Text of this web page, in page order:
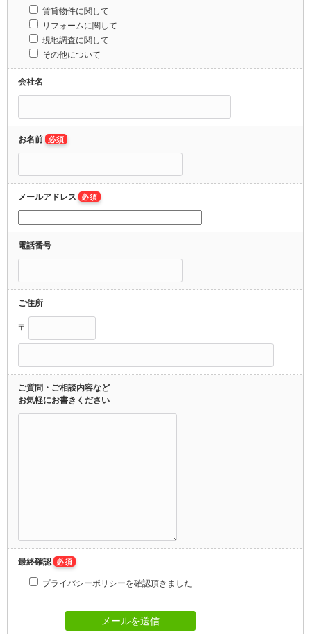
賃貸物件に関して
リフォームに関して
現地調査に関して
その他について
会社名
お名前 必須
メールアドレス 必須
電話番号
ご住所
〒
ご質問・ご相談内容など
お気軽にお書きください
最終確認 必須
プライバシーポリシーを確認頂きました